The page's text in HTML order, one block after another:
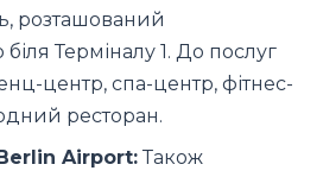
розташований
Терміналу 1. До послуг
центр, спа-центр, фітнес-
ресторан.
Airport: Також